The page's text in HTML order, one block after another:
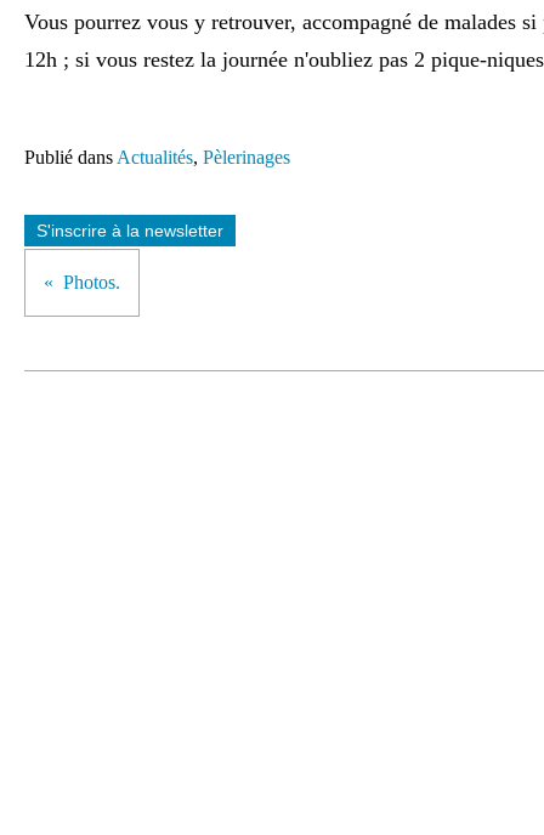
Vous pourrez vous y retrouver, accompagné de malades
12h ; si vous restez la journée n'oubliez pas 2 pique-
Publié dans Actualités, Pèlerinages
S'inscrire à la newsletter
Photos.